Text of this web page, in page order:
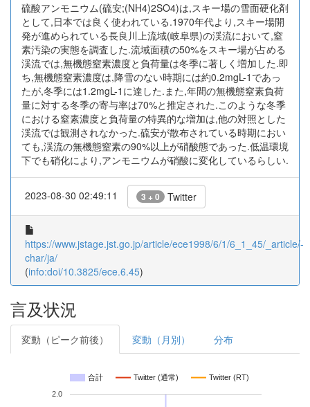
硫酸アンモニウム(硫安;(NH4)2SO4)は,スキー場の雪面硬化剤
として,日本では良く使われている.1970年代より,スキー場開
発が進められている長良川上流域(岐阜県)の渓流において,窒
素汚染の実態を調査した.流域面積の50%をスキー場が占める
渓流では,無機態窒素濃度と負荷量は冬季に著しく増加した.即
ち,無機態窒素濃度は,降雪のない時期には約0.2mgL-1であっ
たが,冬季には1.2mgL-1に達した.また,年間の無機態窒素負荷
量に対する冬季の寄与率は70%と推定された.このような冬季
における窒素濃度と負荷量の特異的な増加は,他の対照とした
渓流では観測されなかった.硫安が散布されている時期におい
ても,渓流の無機態窒素の90%以上が硝酸態であった.低温環境
下でも硝化により,アンモニウムが硝酸に変化しているらしい.
2023-08-30 02:49:11 3 + 0 Twitter
https://www.jstage.jst.go.jp/article/ece1998/6/1/6_1_45/_article/-
char/ja/
(info:doi/10.3825/ece.6.45)
言及状況
変動（ピーク前後） 変動（月別） 分布
合計 Twitter (通常) Twitter (RT)
2.0